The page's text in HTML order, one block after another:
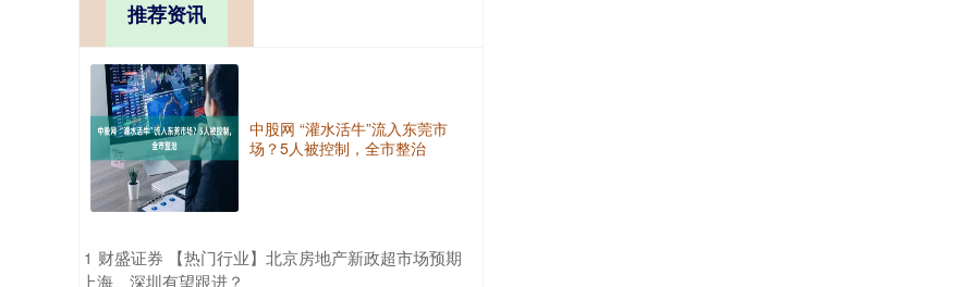
推荐资讯
中股网 “灌水活牛”流入东莞市
场？5人被控制，全市整治
1 ​财盛证券 【热门行业】北京房地产新政超市场预期
上海、深圳有望跟进？